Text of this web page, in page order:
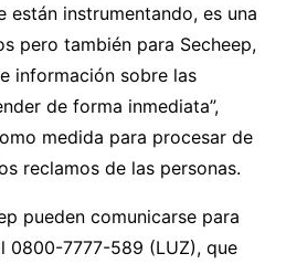
están instrumentando, es una
pero también para Secheep,
información sobre las
de forma inmediata”,
medida para procesar de
reclamos de las personas.
pueden comunicarse para
0800-7777-589 (LUZ), que